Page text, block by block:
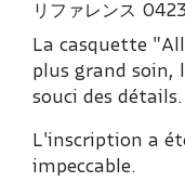
リファレンス
La casquette
plus grand soin,
souci des détails.
L'inscription a
impeccable.